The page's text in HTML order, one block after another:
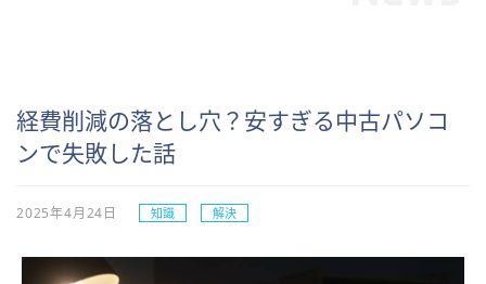
経費削減の落とし穴？安すぎる中古パソコ
ンで失敗した話
2025年4月24日 知識 解決